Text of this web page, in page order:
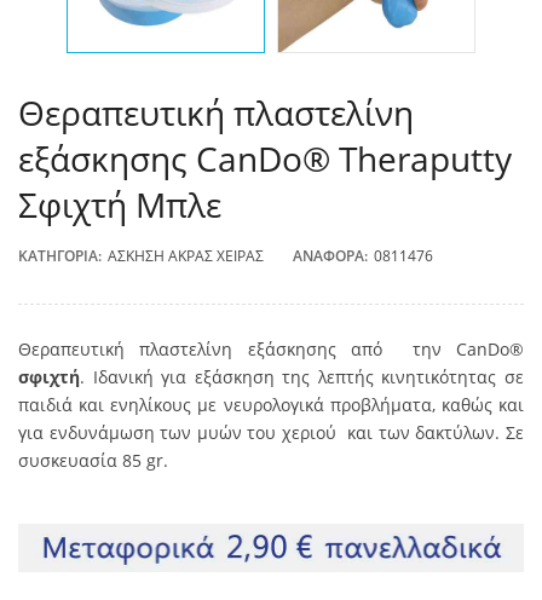
Θεραπευτική πλαστελίνη
εξάσκησης CanDo® Theraputty
Σφιχτή Μπλε
ΚΑΤΗΓΟΡΊΑ: ΆΣΚΗΣΗ ΆΚΡΑΣ ΧΕΊΡΑΣ ΑΝΑΦΟΡΆ: 0811476
Θεραπευτική πλαστελίνη εξάσκησης από την CanDo®
σφιχτή. Ιδανική για εξάσκηση της λεπτής κινητικότητας σε
παιδιά και ενηλίκους με νευρολογικά προβλήματα, καθώς και
για ενδυνάμωση των μυών του χεριού και των δακτύλων. Σε
συσκευασία 85 gr.